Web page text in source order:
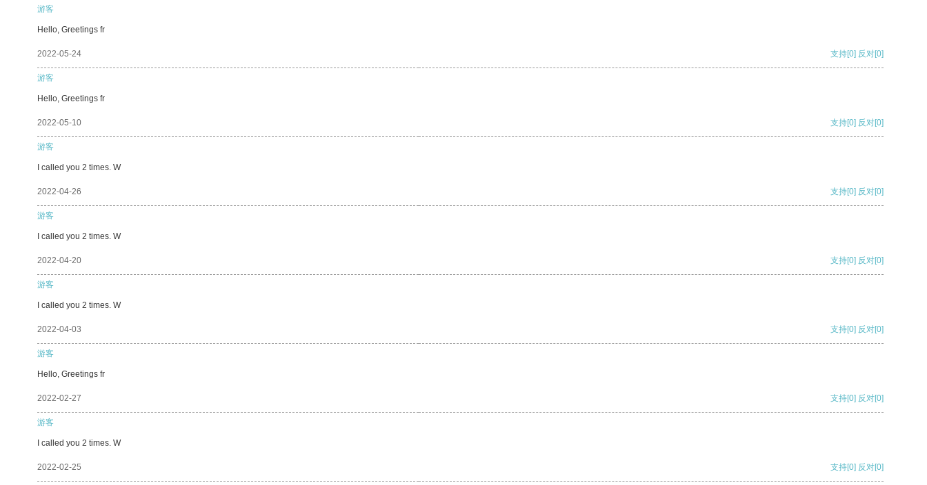
游客
Hello, Greetings fr
2022-05-24 支持[0] 反对[0]
游客
Hello, Greetings fr
2022-05-10 支持[0] 反对[0]
游客
I called you 2 times. W
2022-04-26 支持[0] 反对[0]
游客
I called you 2 times. W
2022-04-20 支持[0] 反对[0]
游客
I called you 2 times. W
2022-04-03 支持[0] 反对[0]
游客
Hello, Greetings fr
2022-02-27 支持[0] 反对[0]
游客
I called you 2 times. W
2022-02-25 支持[0] 反对[0]